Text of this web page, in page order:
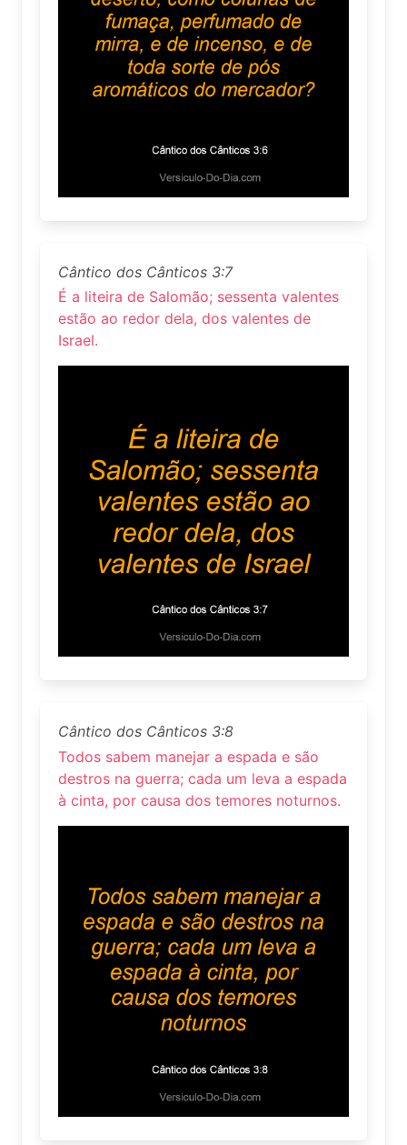
Cântico dos Cânticos 3:7
É a liteira de Salomão; sessenta valentes
estão ao redor dela, dos valentes de
Israel.
Cântico dos Cânticos 3:8
Todos sabem manejar a espada e são
destros na guerra; cada um leva a espada
à cinta, por causa dos temores noturnos.